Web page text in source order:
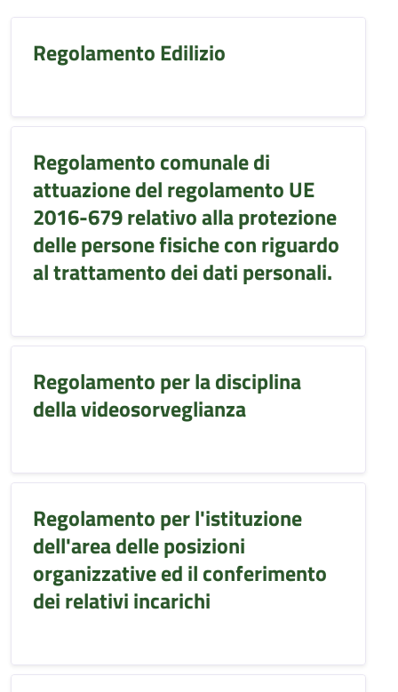
Regolamento Edilizio
Regolamento comunale di
attuazione del regolamento UE
2016-679 relativo alla protezione
delle persone fisiche con riguardo
al trattamento dei dati personali.
Regolamento per la disciplina
della videosorveglianza
Regolamento per l'istituzione
dell'area delle posizioni
organizzative ed il conferimento
dei relativi incarichi